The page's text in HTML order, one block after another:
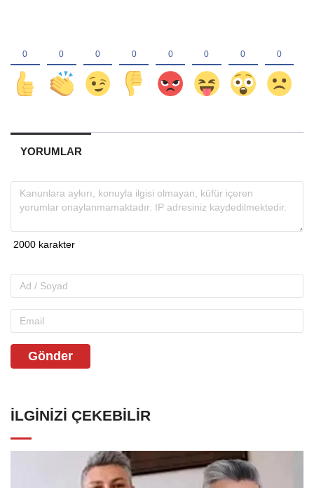
YORUMLAR
Gönder
İLGINIZI ÇEKEBILIR